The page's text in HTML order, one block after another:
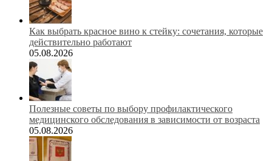
Как выбрать красное вино к стейку: сочетания, которые
действительно работают
05.08.2026
Полезные советы по выбору профилактического
медицинского обследования в зависимости от возраста
05.08.2026